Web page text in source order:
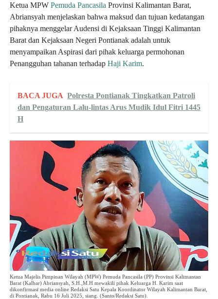
Ketua MPW Pemuda Pancasila Provinsi Kalimantan Barat,
Abriansyah menjelaskan bahwa maksud dan tujuan kedatangan
pihaknya menggelar Audensi di Kejaksaan Tinggi Kalimantan
Barat dan Kejaksaan Negeri Pontianak adalah untuk
menyampaikan Aspirasi dari pihak keluarga permohonan
Penangguhan tahanan terhadap Haji Karim.
BACA JUGA Polresta Pontianak Tingkatkan Patroli
dan Pengaturan Lalu-lintas Arus Mudik Idul Fitri 1445
H
Ketua Majelis Pimpinan Wilayah (MPW) Pemuda Pancasila (PP) Provinsi Kalimantan
Barat (Kalbar) Abriansyah, S.H.,M.H mewakili pihak Keluarga H. Karim saat
dikonfirmasi media online Redaksi Satu Kepala Koordinator Wilayah Kalimantan Barat,
di Pontianak, Rabu 16 Juli 2025, siang. (Santo/Redaksi Satu).